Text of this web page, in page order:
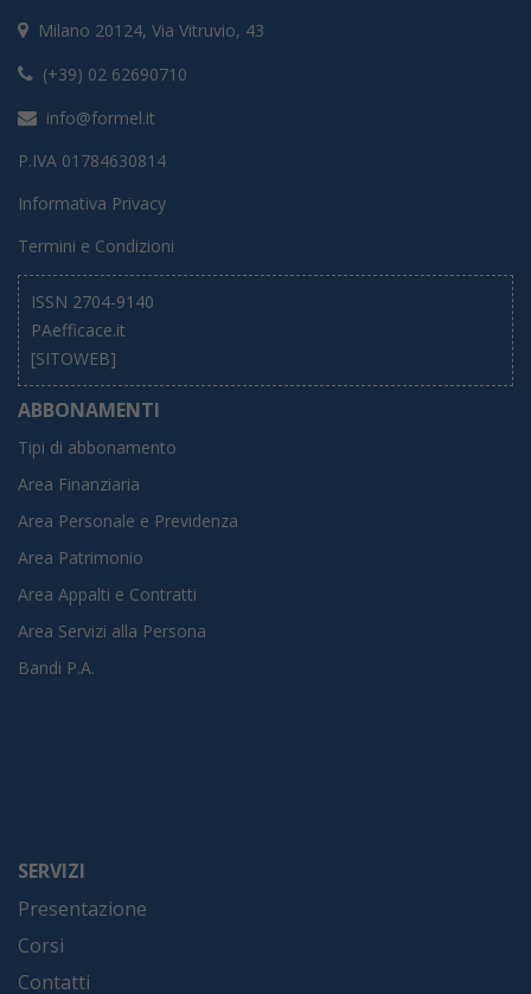
Milano 20124, Via Vitruvio, 43
(+39) 02 62690710
info@formel.it
P.IVA 01784630814
Informativa Privacy
Termini e Condizioni
ISSN 2704-9140
PAefficace.it
[SITOWEB]
ABBONAMENTI
Tipi di abbonamento
Area Finanziaria
Area Personale e Previdenza
Area Patrimonio
Area Appalti e Contratti
Area Servizi alla Persona
Bandi P.A.
SERVIZI
Presentazione
Corsi
Contatti